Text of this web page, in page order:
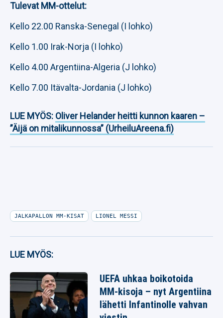
Tulevat MM-ottelut:
Kello 22.00 Ranska-Senegal (I lohko)
Kello 1.00 Irak-Norja (I lohko)
Kello 4.00 Argentiina-Algeria (J lohko)
Kello 7.00 Itävalta-Jordania (J lohko)
LUE MYÖS: Oliver Helander heitti kunnon kaaren –
”Äijä on mitalikunnossa” (UrheiluAreena.fi)
JALKAPALLON MM-KISAT LIONEL MESSI
LUE MYÖS:
UEFA uhkaa boikotoida
MM-kisoja – nyt Argentiina
lähetti Infantinolle vahvan